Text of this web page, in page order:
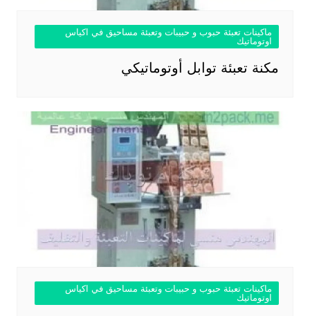
ماكينات تعبئة حبوب و حبيبات وتعبئة مساحيق في اكياس
اوتوماتيك
مكنة تعبئة توابل أوتوماتيكي
ماكينات تعبئة حبوب و حبيبات وتعبئة مساحيق في اكياس
اوتوماتيك